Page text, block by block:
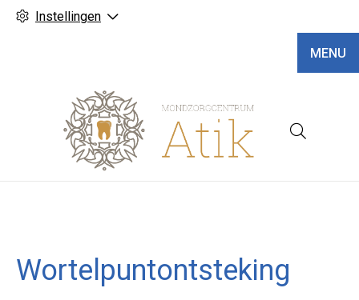
Instellingen
MENU
Wortelpuntontsteking